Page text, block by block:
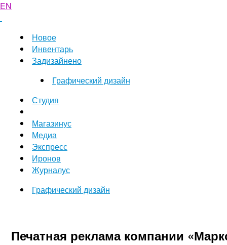
EN
Новое
Инвентарь
Задизайнено
Графический дизайн
Студия
Магазинус
Медиа
Экспресс
Иронов
Журналус
Графический дизайн
Печатная реклама компании